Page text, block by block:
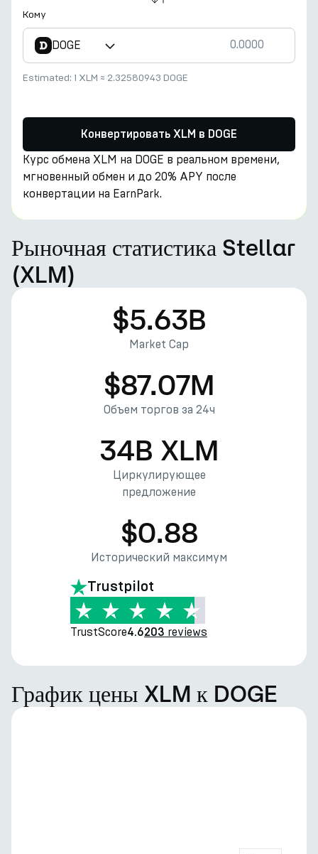
Кому
DOGE
Estimated: 1 XLM ≈ 2.32580943 DOGE
Конвертировать XLM в DOGE
Курс обмена XLM на DOGE в реальном времени,
мгновенный обмен и до 20% APY после
конвертации на EarnPark.
Рыночная статистика Stellar
(XLM)
$5.63B
Market Cap
$87.07M
Объем торгов за 24ч
34B XLM
Циркулирующее
предложение
$0.88
Исторический максимум
Trustpilot
TrustScore4.6203 reviews
График цены XLM к DOGE